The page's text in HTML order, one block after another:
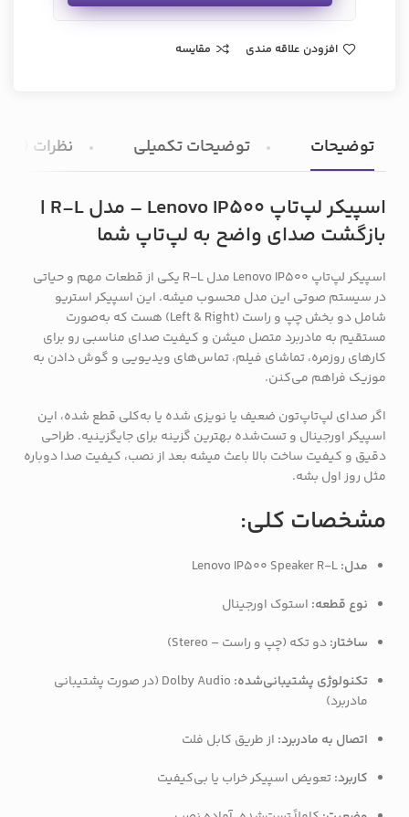
افزودن علاقه مندی مقایسه
توضیحات توضیحات تکمیلی نظرات (0)
اسپیکر لپ‌تاپ Lenovo IP500 – مدل R-L |
بازگشت صدای واضح به لپ‌تاپ شما
اسپیکر لپ‌تاپ Lenovo IP500 مدل R-L یکی از قطعات مهم و حیاتی
در سیستم صوتی این مدل محسوب میشه. این اسپیکر استریو
شامل دو بخش چپ و راست (Left & Right) هست که به‌صورت
مستقیم به مادربرد متصل میشن و کیفیت صدای مناسبی رو برای
کارهای روزمره، تماشای فیلم، تماس‌های ویدیویی و گوش دادن به
موزیک فراهم می‌کنن.
اگر صدای لپ‌تاپ‌تون ضعیف یا نویزی شده یا به‌کلی قطع شده، این
اسپیکر اورجینال و تست‌شده بهترین گزینه برای جایگزینیه. طراحی
دقیق و کیفیت ساخت بالا باعث میشه بعد از نصب، کیفیت صدا دوباره
مثل روز اول بشه.
مشخصات کلی:
مدل:
نوع قطعه: استوک اورجینال
ساختار:دو تکه (چپ و راست – Stereo)
تکنولوژی پشتیبانی‌شده:
Dolby Audio (در صورت پشتیبانی
مادربرد)
اتصال به مادربرد: از طریق کابل فلت
کاربرد:تعویض اسپیکر خراب یا بی‌کیفیت